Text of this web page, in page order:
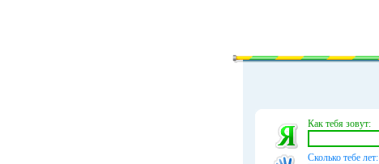
Как тебя зовут:
Сколько тебе лет: